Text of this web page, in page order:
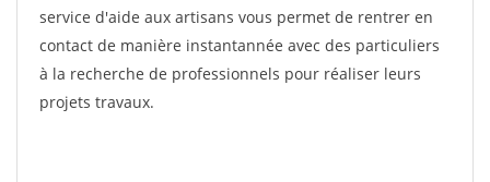
service d'aide aux artisans vous permet de rentrer en
contact de manière instantannée avec des particuliers
à la recherche de professionnels pour réaliser leurs
projets travaux.